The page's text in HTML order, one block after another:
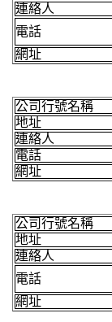
連絡人
電話
網址
公司行號名稱
地址
連絡人
電話
網址
公司行號名稱
地址
連絡人
電話
網址